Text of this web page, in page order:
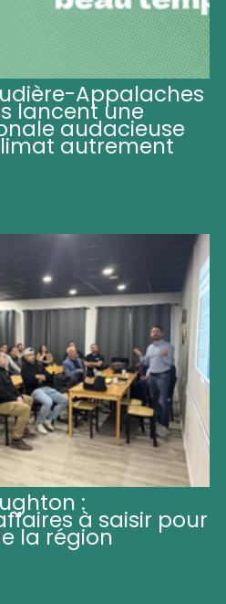
Appalaches
lancent une
audacieuse
autrement
:
à saisir pour
la région